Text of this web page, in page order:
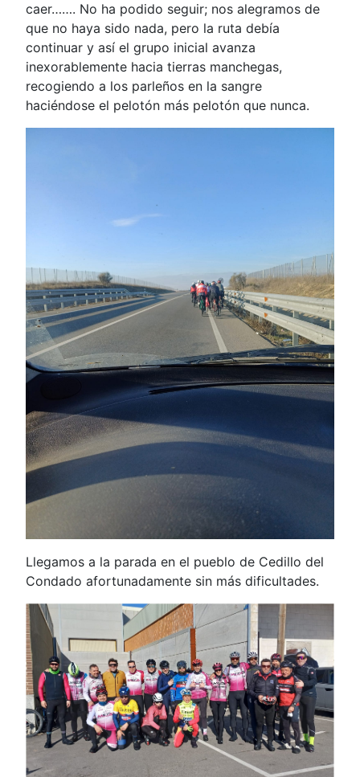
caer……. No ha podido seguir; nos alegramos de
que no haya sido nada, pero la ruta debía
continuar y así el grupo inicial avanza
inexorablemente hacia tierras manchegas,
recogiendo a los parleños en la sangre
haciéndose el pelotón más pelotón que nunca.
Llegamos a la parada en el pueblo de Cedillo del
Condado afortunadamente sin más dificultades.